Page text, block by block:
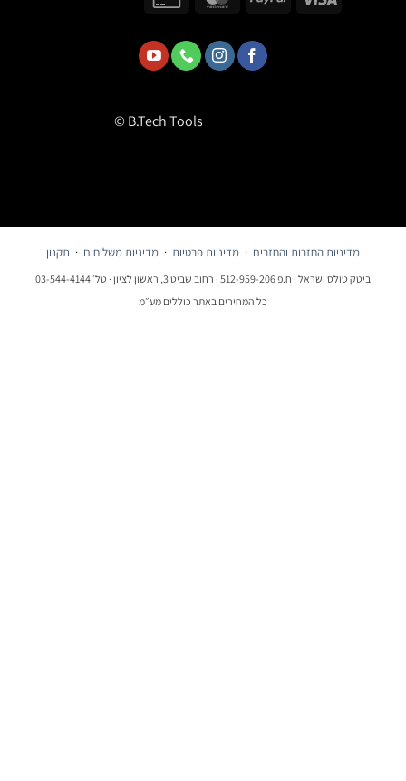
© B.Tech Tools
מדיניות החזרות והחזרים ·מדיניות פרטיות·מדיניות משלוחים·תקנון
ביטק טולס ישראל · ח.פ 512-959-206 · רחוב שביט 3, ראשון לציון · טל׳ 03-544-4144
כל המחירים באתר כוללים מע״מ